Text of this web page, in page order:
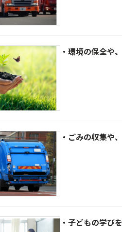
・環境の保全や
・ごみの収集や
・子どもの学び